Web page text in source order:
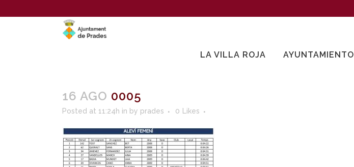
LA VILLA ROJA AYUNTAMIENTO
16 AGO 0005
Posted at 11:24h in by prades 0 Likes